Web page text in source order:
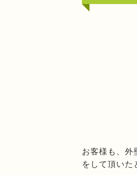
お客様も、外
をして頂いた